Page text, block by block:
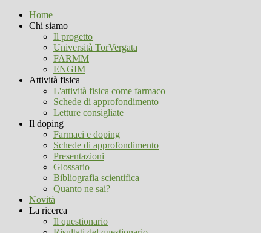
Home
Chi siamo
Il progetto
Università TorVergata
FARMM
ENGIM
Attività fisica
L'attività fisica come farmaco
Schede di approfondimento
Letture consigliate
Il doping
Farmaci e doping
Schede di approfondimento
Presentazioni
Glossario
Bibliografia scientifica
Quanto ne sai?
Novità
La ricerca
Il questionario